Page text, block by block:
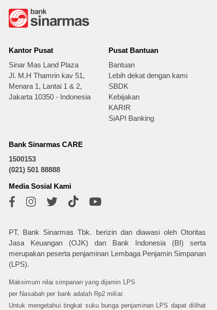
Kantor Pusat
Sinar Mas Land Plaza
Jl. M.H Thamrin kav 51,
Menara 1, Lantai 1 & 2,
Jakarta 10350 - Indonesia
Pusat Bantuan
Bantuan
Lebih dekat dengan kami
SBDK
Kebijakan
KARIR
SiAPI Banking
Bank Sinarmas CARE
1500153
(021) 501 88888
Media Sosial Kami
PT. Bank Sinarmas Tbk. berizin dan diawasi oleh Otoritas
Jasa Keuangan (OJK) dan Bank Indonesia (BI) serta
merupakan peserta penjaminan Lembaga Penjamin Simpanan
(LPS).
Maksimum nilai simpanan yang dijamin LPS
per Nasabah per bank adalah Rp2 miliar.
Untuk mengetahui tingkat suku bunga penjaminan LPS dapat dilihat